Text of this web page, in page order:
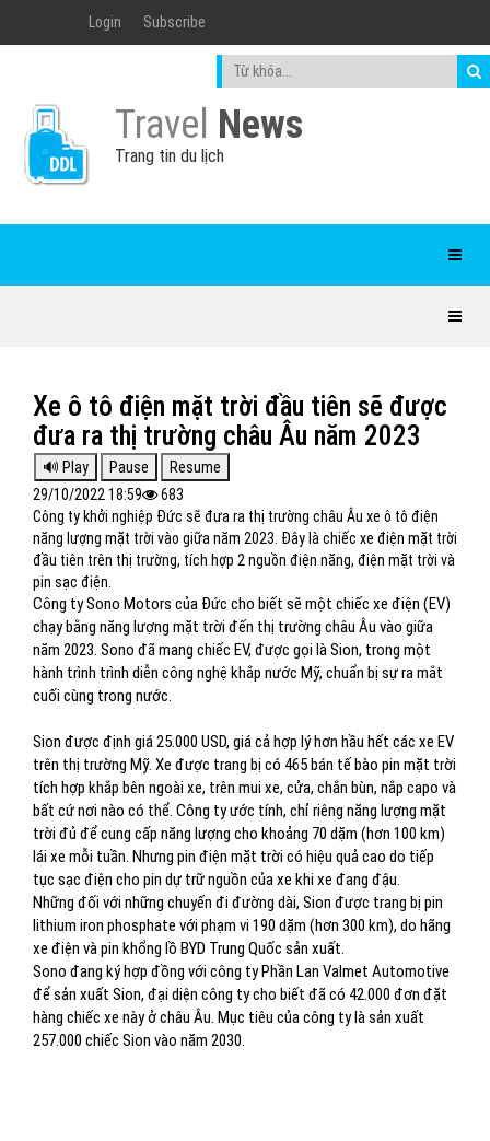
Login Subscribe
Travel News
Trang tin du lịch
Xe ô tô điện mặt trời đầu tiên sẽ được
đưa ra thị trường châu Âu năm 2023
29/10/2022 18:59
683
Công ty khởi nghiệp Đức sẽ đưa ra thị trường châu Âu xe ô tô điện
năng lượng mặt trời vào giữa năm 2023. Đây là chiếc xe điện mặt trời
đầu tiên trên thị trường, tích hợp 2 nguồn điện năng, điện mặt trời và
pin sạc điện.
Công ty Sono Motors của Đức cho biết sẽ một chiếc xe điện (EV)
chạy bằng năng lượng mặt trời đến thị trường châu Âu vào giữa
năm 2023. Sono đã mang chiếc EV, được gọi là Sion, trong một
hành trình trình diễn công nghệ khắp nước Mỹ, chuẩn bị sự ra mắt
cuối cùng trong nước.
Sion được định giá 25.000 USD, giá cả hợp lý hơn hầu hết các xe EV
trên thị trường Mỹ. Xe được trang bị có 465 bán tế bào pin mặt trời
tích hợp khắp bên ngoài xe, trên mui xe, cửa, chắn bùn, nắp capo và
bất cứ nơi nào có thể. Công ty ước tính, chỉ riêng năng lượng mặt
trời đủ để cung cấp năng lượng cho khoảng 70 dặm (hơn 100 km)
lái xe mỗi tuần. Nhưng pin điện mặt trời có hiệu quả cao do tiếp
tục sạc điện cho pin dự trữ nguồn của xe khi xe đang đậu.
Những đối với những chuyến đi đường dài, Sion được trang bị pin
lithium iron phosphate với phạm vi 190 dặm (hơn 300 km), do hãng
xe điện và pin khổng lồ BYD Trung Quốc sản xuất.
Sono đang ký hợp đồng với công ty Phần Lan Valmet Automotive
để sản xuất Sion, đại diện công ty cho biết đã có 42.000 đơn đặt
hàng chiếc xe này ở châu Âu. Mục tiêu của công ty là sản xuất
257.000 chiếc Sion vào năm 2030.